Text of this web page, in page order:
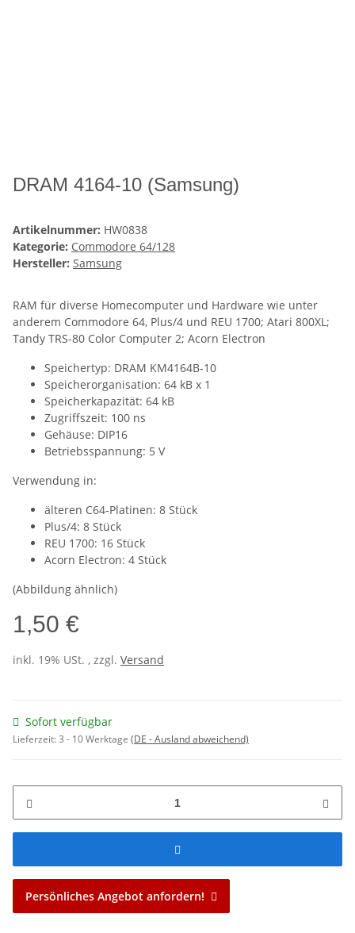
DRAM 4164-10 (Samsung)
Artikelnummer: HW0838
Kategorie: Commodore 64/128
Hersteller: Samsung
RAM für diverse Homecomputer und Hardware wie unter
anderem Commodore 64, Plus/4 und REU 1700; Atari 800XL;
Tandy TRS-80 Color Computer 2; Acorn Electron
Speichertyp: DRAM KM4164B-10
Speicherorganisation: 64 kB x 1
Speicherkapazität: 64 kB
Zugriffszeit: 100 ns
Gehäuse: DIP16
Betriebsspannung: 5 V
Verwendung in:
älteren C64-Platinen: 8 Stück
Plus/4: 8 Stück
REU 1700: 16 Stück
Acorn Electron: 4 Stück
(Abbildung ähnlich)
1,50 €
inkl. 19% USt. , zzgl. Versand
Sofort verfügbar
Lieferzeit:3 - 10 Werktage (DE - Ausland abweichend)
Persönliches Angebot anfordern!